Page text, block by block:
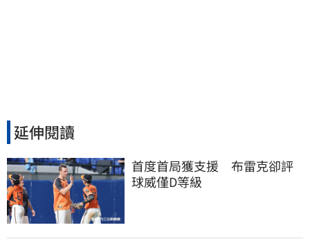
延伸閱讀
首度首局獲支援　布雷克卻評
球威僅D等級